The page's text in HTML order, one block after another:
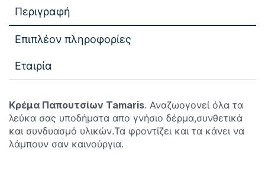
Περιγραφή
Επιπλέον πληροφορίες
Εταιρία
Κρέμα Παπουτσίων Tamaris. Αναζωογονεί όλα τα
λεύκα σας υποδήματα απο γνήσιο δέρμα,συνθετικά
και συνδυασμό υλικών.Τα φροντίζει και τα κάνει να
λάμπουν σαν καινούργια.